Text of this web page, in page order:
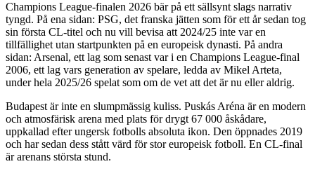
Champions League-finalen 2026 bär på ett sällsynt slags narrativ
tyngd. På ena sidan: PSG, det franska jätten som för ett år sedan tog
sin första CL-titel och nu vill bevisa att 2024/25 inte var en
tillfällighet utan startpunkten på en europeisk dynasti. På andra
sidan: Arsenal, ett lag som senast var i en Champions League-final
2006, ett lag vars generation av spelare, ledda av Mikel Arteta,
under hela 2025/26 spelat som om de vet att det är nu eller aldrig.
Budapest är inte en slumpmässig kuliss. Puskás Aréna är en modern
och atmosfärisk arena med plats för drygt 67 000 åskådare,
uppkallad efter ungersk fotbolls absoluta ikon. Den öppnades 2019
och har sedan dess stått värd för stor europeisk fotboll. En CL-final
är arenans största stund.